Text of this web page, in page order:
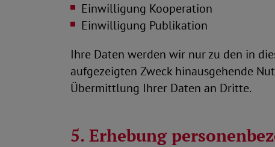
Einwilligung Kooperation
Einwilligung Publikation
Ihre Daten werden wir nur zu den in
aufgezeigten Zweck hinausgehende
Übermittlung Ihrer Daten an Dritte.
5. Erhebung